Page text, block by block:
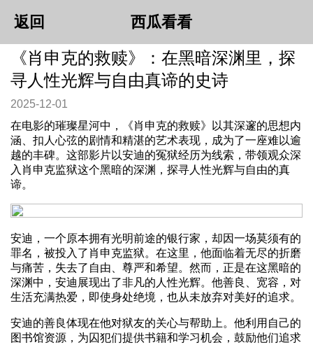
返回 西瓜看看
《肖申克的救赎》：在黑暗深渊里，探
寻人性光辉与自由真谛的史诗
2025-12-01
在电影的璀璨星河中，《肖申克的救赎》以其深邃的思想内
涵、扣人心弦的剧情和精湛的艺术表现，成为了一座难以逾
越的丰碑。这部影片以安迪的冤狱经历为线索，带领观众深
入肖申克监狱这个黑暗的深渊，探寻人性光辉与自由的真
谛。
安迪，一个原本拥有光明前途的银行家，却因一场莫须有的
罪名，被投入了肖申克监狱。在这里，他面临着无尽的折磨
与痛苦，失去了自由、尊严和希望。然而，正是在这黑暗的
深渊中，安迪展现出了非凡的人性光辉。他善良、宽容，对
生活充满热爱，即使身处绝境，也从未放弃对美好的追求。
安迪的善良体现在他对狱友的关心与帮助上。他利用自己的
图书馆资源，为囚犯们提供书籍和学习机会，鼓励他们追求